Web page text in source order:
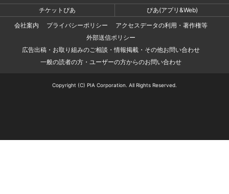
チケットぴあ
ぴあ(アプリ&Web)
会社案内
プライバシーポリシー
アクセスデータの利用・著作権等
外部送信ポリシー
広告出稿・お取り組みのご相談・情報掲載・その他お問い合わせ
一般の読者の方・ユーザーの方からのお問い合わせ
Copyright (C) PIA Corporation. All Rights Reserved.